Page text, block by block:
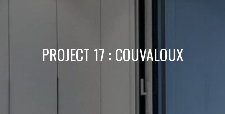
PROJECT 17 : COUVALOUX